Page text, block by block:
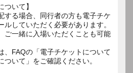
ついて】
する場合、同行者の方も電子チケ
ルしていただく必要があります。
ご一緒に入場いただくことも可能
FAQの「電子チケットについて
ついて」をご確認ください。